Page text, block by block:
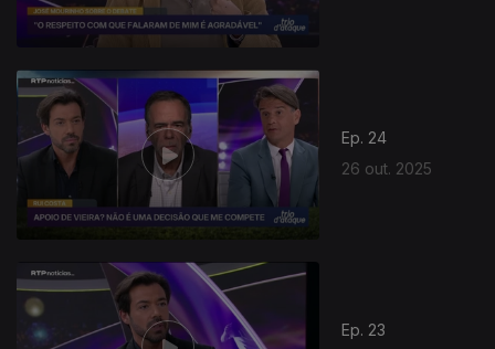
Ep. 24
26 out. 2025
Ep. 23